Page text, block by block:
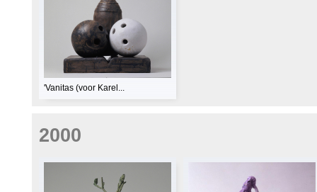
'Vanitas (voor Karel...
2000